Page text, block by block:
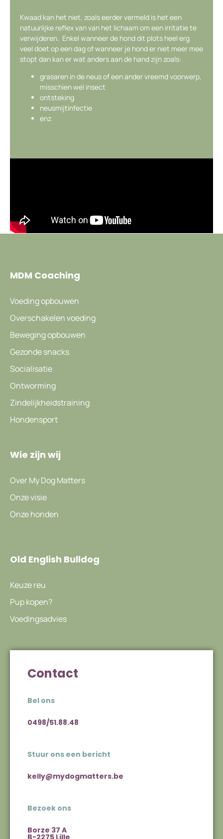
Kwaad kan het niet, zoals eerder vermeld is het een
natuurlijke reflex van van het lichaam om een irritatie te
verwijderen. Enkel wanneer de hond dit plots heel erg
veel doet op een dag of wanneer je hond er niet meer mee
stopt dan kan er wat anders aan de hand zijn zoals:
grasaren in de neus of een ander vreemd voorwerp,
misschien wel insect
ontsteking
neusmijtinfectie
enz
MDM Coaching
Voeding opbouwen
Overschakelen voeding
Beweging opbouwen
Gezonde snacks
Socialisatie
Ontworming
Zindelijkheidstraining
Hondensport
Wie zijn wij
Over My Dog Matters
Onze visie
Onze honden
Old English Bulldog
Keuze reu
Pup kopen?
Voedingsadvies
Contact
Bel ons
0498/51.88.48
Stuur ons een bericht
kelly@mydogmatters.be
Bezoek ons
Borze 37 A